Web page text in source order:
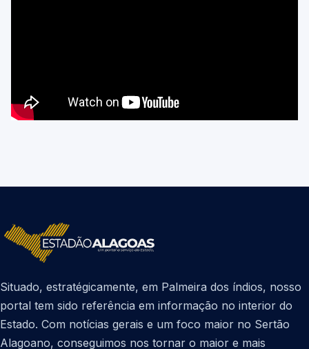
Situado, estratégicamente, em Palmeira dos índios, nosso
portal tem sido referência em informação no interior do
Estado. Com notícias gerais e um foco maior no Sertão
Alagoano, conseguimos nos tornar o maior e mais